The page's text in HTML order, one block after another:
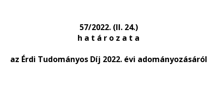
57/2022. (II. 24.)
h a t á r o z a t a
az Érdi Tudományos Díj 2022. évi adományozásáról